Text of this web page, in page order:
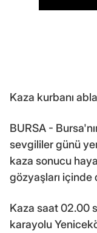
Kaza kurbanı
BURSA -
sevgililer günü
kaza sonucu
gözyaşları içinde
Kaza saat 02.00
karayolu